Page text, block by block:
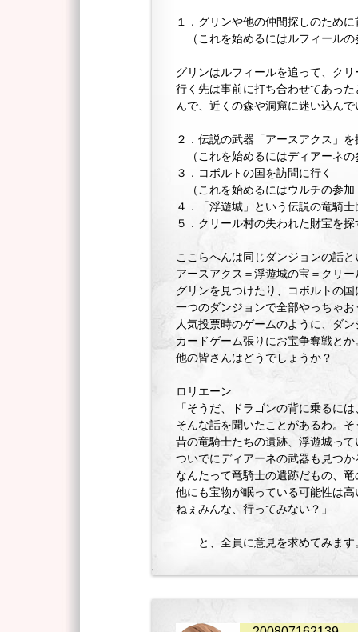
１．グリンや他の仲間探しのため
（これを始めるにはルフィールの
グリンはルフィールを追って、ク
行く先は事前に打ち合わせてあっ
んで、近くの森や洞窟に迷い込ん
２．伝説の武器「アースアクス」
（これを始めるにはディアーネの
３．コボルトの国を訪問に行く
（これを始めるにはウルチの参加
４．「浮遊城」という伝説の竜騎
５．クリール村の失われた財宝を
ここらへんは同じダンジョンの話
アースアクス＝浮遊城の宝＝クリ
グリンを見つけたり、コボルトの
一つのダンジョンで全部やっちゃ
人気投票時のゲームのように、ダ
カードゲーム張りにお宝争奪戦とか
他の皆さんはどうでしょうか？
ロリエーン
「そうだ、ドラゴンの背に乗るに
そんな話を聞いたことがあるわ。
昔の竜騎士たちの遺跡、浮遊城っ
ついでにディアーネの武器も見つ
なんたって竜騎士の遺跡だもの、
他にも宝物が眠っている可能性は
ねぇみんな、行ってみない？」
…と、全員に意見を求めてみます